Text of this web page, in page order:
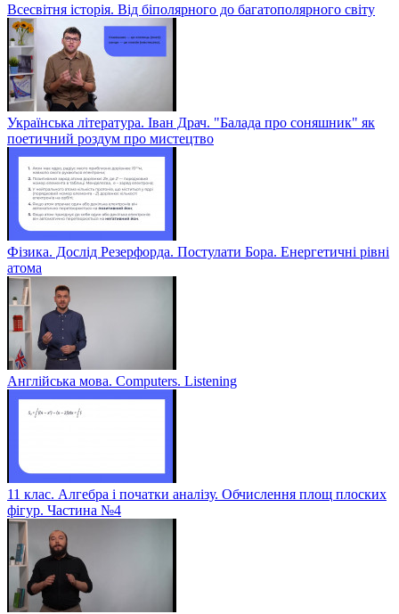
Всесвітня історія. Від біполярного до багатополярного світу
Українська література. Іван Драч. "Балада про соняшник" як
поетичний роздум про мистецтво
Фізика. Дослід Резерфорда. Постулати Бора. Енергетичні рівні
атома
Англійська мова. Computers. Listening
11 клас. Алгебра і початки аналізу. Обчислення площ плоских
фігур. Частина №4